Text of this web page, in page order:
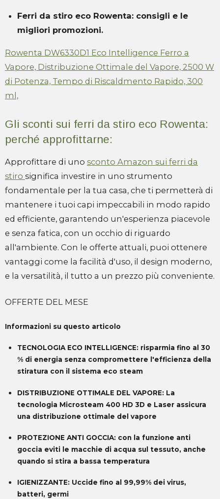
Ferri da stiro eco Rowenta: consigli e le
migliori promozioni.
Rowenta DW6330D1 Eco Intelligence Ferro a
Vapore, Distribuzione Ottimale del Vapore, 2500 W
di Potenza, Tempo di Riscaldmento Rapido, 300
ml,
Gli sconti sui ferri da stiro eco Rowenta:
perché approfittarne:
Approfittare di uno sconto Amazon sui ferri da
stiro significa investire in uno strumento
fondamentale per la tua casa, che ti permetterà di
mantenere i tuoi capi impeccabili in modo rapido
ed efficiente, garantendo un'esperienza piacevole
e senza fatica, con un occhio di riguardo
all'ambiente. Con le offerte attuali, puoi ottenere
vantaggi come la facilità d'uso, il design moderno,
e la versatilità, il tutto a un prezzo più conveniente.
OFFERTE DEL MESE
Informazioni su questo articolo
TECNOLOGIA ECO INTELLIGENCE: risparmia fino al 30
% di energia senza compromettere l'efficienza della
stiratura con il sistema eco steam
DISTRIBUZIONE OTTIMALE DEL VAPORE: La
tecnologia Microsteam 400 HD 3D e Laser assicura
una distribuzione ottimale del vapore
PROTEZIONE ANTI GOCCIA: con la funzione anti
goccia eviti le macchie di acqua sul tessuto, anche
quando si stira a bassa temperatura
IGIENIZZANTE: Uccide fino al 99,99% dei virus,
batteri, germi